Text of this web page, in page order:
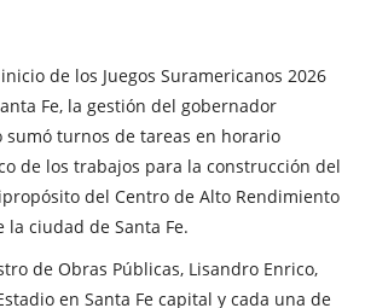
de los Juegos Suramericanos 2026
Fe, la gestión del gobernador
sumó turnos de tareas en horario
de los trabajos para la construcción del
del Centro de Alto Rendimiento
la ciudad de Santa Fe.
de Obras Públicas, Lisandro Enrico,
en Santa Fe capital y cada una de